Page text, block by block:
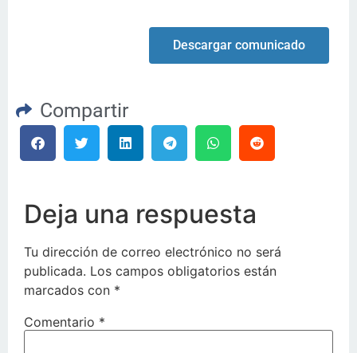
Descargar comunicado
Compartir
Deja una respuesta
Tu dirección de correo electrónico no será
publicada. Los campos obligatorios están
marcados con *
Comentario *